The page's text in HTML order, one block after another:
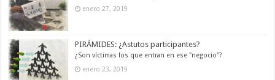
enero 27, 2019
PIRÁMIDES: ¿Astutos participantes?
¿Son víctimas los que entran en ese "negocio"?
enero 23, 2019